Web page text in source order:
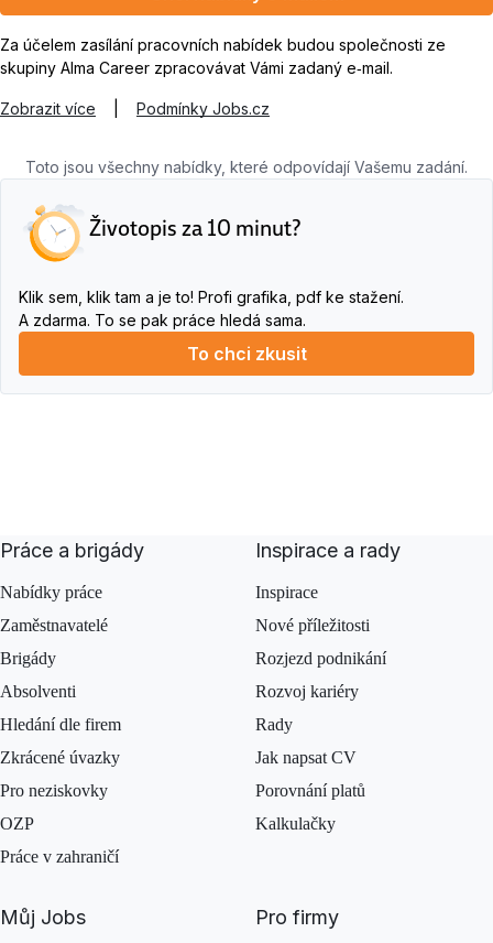
Za účelem zasílání pracovních nabídek budou společnosti ze
skupiny Alma Career zpracovávat Vámi zadaný e‑mail.
Zobrazit více Podmínky Jobs.cz
Toto jsou všechny nabídky, které odpovídají Vašemu zadání.
Životopis za 10 minut?
Klik sem, klik tam a je to! Profi grafika, pdf ke stažení.
A zdarma. To se pak práce hledá sama.
To chci zkusit
Práce a brigády
Nabídky práce
Zaměstnavatelé
Brigády
Absolventi
Hledání dle firem
Zkrácené úvazky
Pro neziskovky
OZP
Práce v zahraničí
Inspirace a rady
Inspirace
Nové příležitosti
Rozjezd podnikání
Rozvoj kariéry
Rady
Jak napsat CV
Porovnání platů
Kalkulačky
Můj Jobs Pro firmy